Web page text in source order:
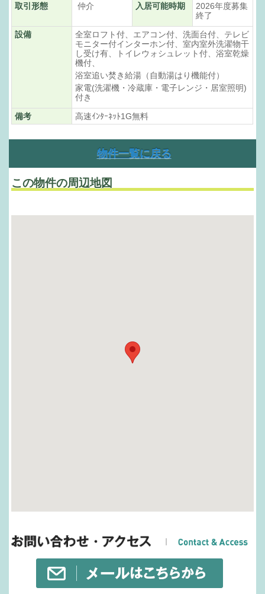
取引形態
仲介 入居可能時期
2026年度募集
終了
設備
全室ロフト付、エアコン付、洗面台付、テレビ
モニター付インターホン付、室内室外洗濯物干
し受け有、トイレウォシュレット付、浴室乾燥
機付、
浴室追い焚き給湯（自動湯はり機能付）
家電(洗濯機・冷蔵庫・電子レンジ・居室照明)
付き
備考
高速ｲﾝﾀｰﾈｯﾄ1G無料
物件一覧に戻る
この物件の周辺地図